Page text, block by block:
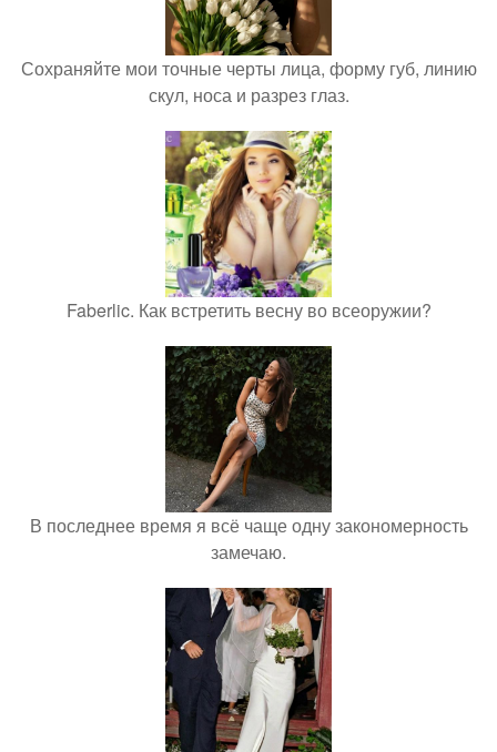
Сохраняйте мои точные черты лица, форму губ, линию
скул, носа и разрез глаз.
Faberlic. Как встретить весну во всеоружии?
В последнее время я всё чаще одну закономерность
замечаю.